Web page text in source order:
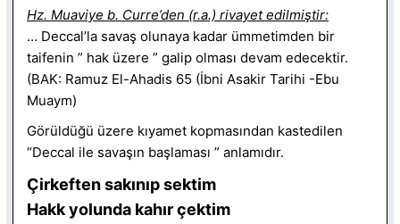
Hz. Muaviye b. Curre’den (r.a.) rivayet edilmiştir:
… Deccal’la savaş olunaya kadar ümmetimden bir
taifenin ” hak üzere ” galip olması devam edecektir.
(BAK: Ramuz El-Ahadis 65 (İbni Asakir Tarihi -Ebu
Muaym)
Görüldüğü üzere kıyamet kopmasından kastedilen
“Deccal ile savaşın başlaması ” anlamıdır.
Çirkeften sakınıp sektim
Hakk yolunda kahır çektim